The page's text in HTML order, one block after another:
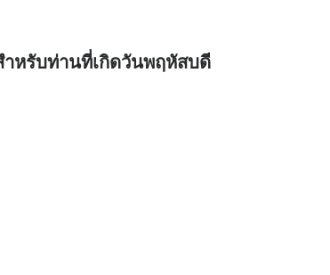
หรับท่านที่เกิดวันพฤหัสบดี